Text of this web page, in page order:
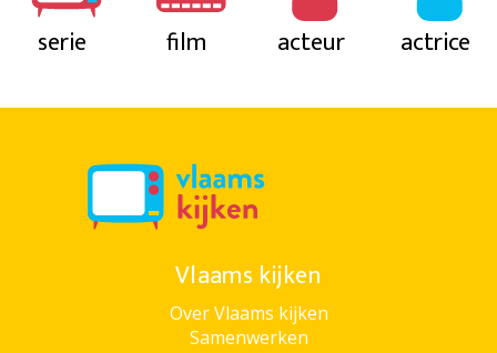
serie film acteur actrice
Vlaams kijken
Over Vlaams kijken
Samenwerken